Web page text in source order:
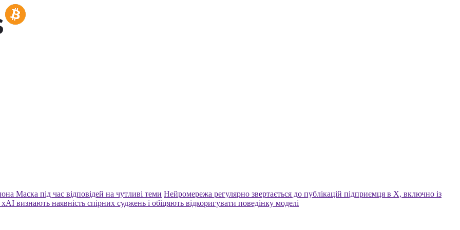
Маска під час відповідей на чутливі теми Нейромережа регулярно звертається до публікацій підприємця в X, включно із
визнають наявність спірних суджень і обіцяють відкоригувати поведінку моделі